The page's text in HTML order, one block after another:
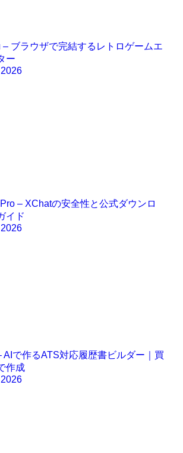
– ブラウザで完結するレトロゲームエ
ー
– XChatの安全性と公式ダウンロ
イド
AIで作るATS対応履歴書ビルダー｜買
作成